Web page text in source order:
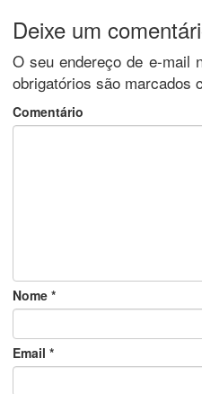
Deixe um
O seu endereço de e-mail
obrigatórios são marcados
Comentário
Nome *
Email *